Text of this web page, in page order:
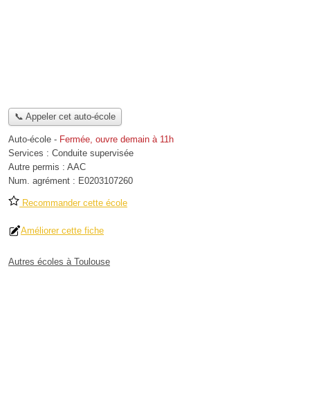
📞 Appeler cet auto-école
Auto-école - Fermée, ouvre demain à 11h
Services : Conduite supervisée
Autre permis : AAC
Num. agrément : E0203107260
Recommander cette école
Améliorer cette fiche
Autres écoles à Toulouse